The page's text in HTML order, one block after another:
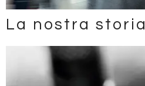
La nostra storia